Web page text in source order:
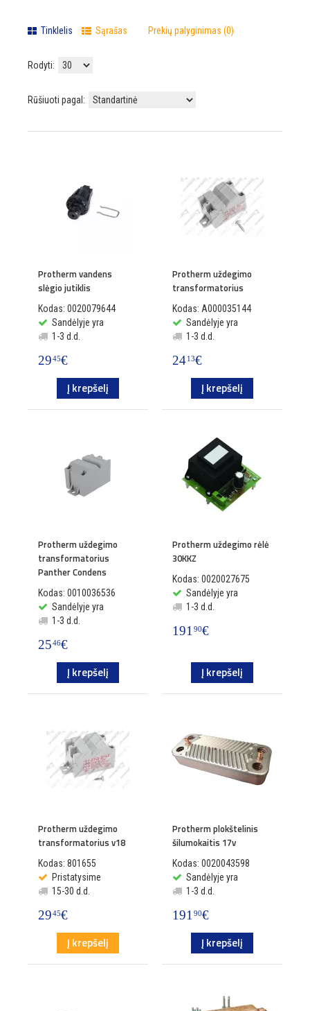
Tinklelis Sąrašas Prekių palyginimas (0)
Rodyti:
Rūšiuoti pagal:
Protherm vandens
slėgio jutiklis
Kodas: 0020079644
Sandėlyje yra
1-3 d.d.
2945€
Į krepšelį
Protherm uždegimo
transformatorius
Kodas: A000035144
Sandėlyje yra
1-3 d.d.
2413€
Į krepšelį
Protherm uždegimo
transformatorius
Panther Condens
Kodas: 0010036536
Sandėlyje yra
1-3 d.d.
2546€
Į krepšelį
Protherm uždegimo rėlė
30KKZ
Kodas: 0020027675
Sandėlyje yra
1-3 d.d.
19190€
Į krepšelį
Protherm uždegimo
transformatorius v18
Kodas: 801655
Pristatysime
15-30 d.d.
2945€
Į krepšelį
Protherm plokštelinis
šilumokaitis 17v
Kodas: 0020043598
Sandėlyje yra
1-3 d.d.
19190€
Į krepšelį